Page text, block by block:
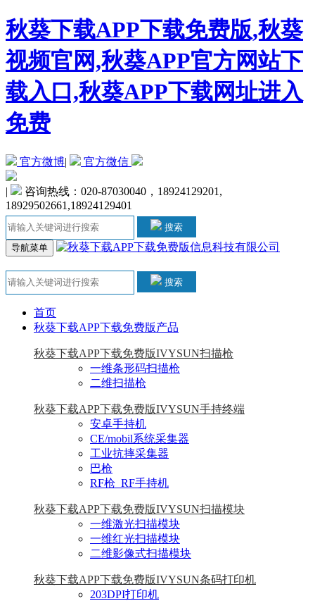
秋葵下载APP下载免费版,秋葵
视频官网,秋葵APP官方网站下
载入口,秋葵APP下载网址进入
免费
官方微博| 官方微信
|
咨询热线：020-87030040，18924129201,
18929502661,18924129401
搜索
导航菜单
搜索
首页
秋葵下载APP下载免费版产品
秋葵下载APP下载免费版IVYSUN扫描枪
一维条形码扫描枪
二维扫描枪
秋葵下载APP下载免费版IVYSUN手持终端
安卓手持机
CE/mobil系统采集器
工业抗摔采集器
巴枪
RF枪_RF手持机
秋葵下载APP下载免费版IVYSUN扫描模块
一维激光扫描模块
一维红光扫描模块
二维影像式扫描模块
秋葵下载APP下载免费版IVYSUN条码打印机
203DPI打印机